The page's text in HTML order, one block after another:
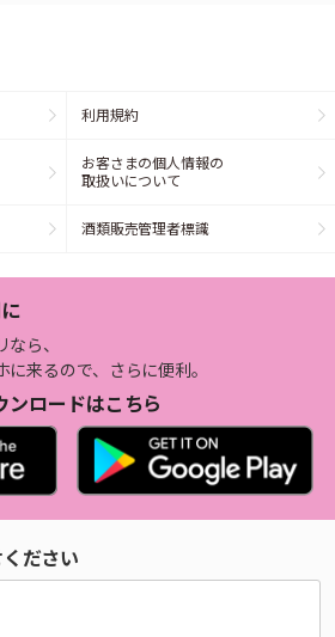
利用規約
お客さまの個人情報の
取扱いについて
酒類販売管理者標識
ら、
来るので、さらに便利。
ンロードはこちら
ださい